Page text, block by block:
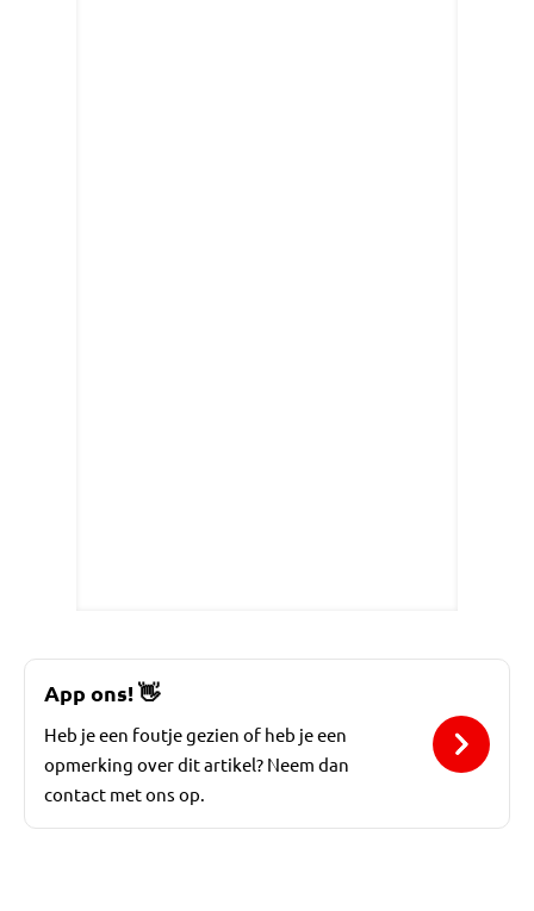
App ons!👋
Heb je een foutje gezien of heb je een
opmerking over dit artikel? Neem dan
contact met ons op.